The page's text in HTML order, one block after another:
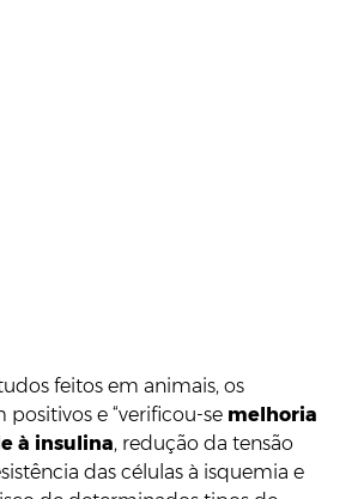
feitos em animais, os
positivos e “verificou-se melhoria
à insulina, redução da tensão
das células à isquemia e